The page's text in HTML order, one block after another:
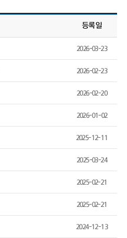
등록일
2026-03-23
2026-02-23
2026-02-20
2026-01-02
2025-12-11
2025-03-24
2025-02-21
2025-02-21
2024-12-13